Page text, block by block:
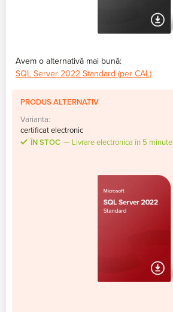
Avem o alternativă mai bună:
SQL Server 2022 Standard (per CAL)
PRODUS ALTERNATIV
Varianta:
certificat electronic
ÎN STOC
Livrare electronica în 5 minute